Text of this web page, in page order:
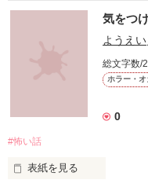
×
明るくてフレンドリーな
ラスの人気者。華恋の
……〜✻♡✻
気をつ
ようえい
総文字数/
ホラー・オ
0
#怖い話
表紙を見る